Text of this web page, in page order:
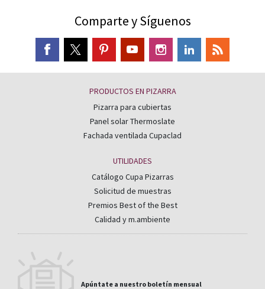
Comparte y Síguenos
PRODUCTOS EN PIZARRA
Pizarra para cubiertas
Panel solar Thermoslate
Fachada ventilada Cupaclad
UTILIDADES
Catálogo Cupa Pizarras
Solicitud de muestras
Premios Best of the Best
Calidad y m.ambiente
Apúntate a nuestro boletín mensual